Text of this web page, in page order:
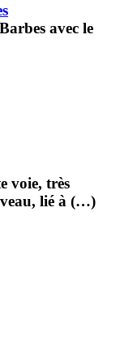
avec le
voie, très
lié à (…)